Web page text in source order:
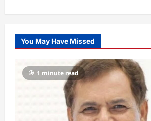
You May Have Missed
1 minute read